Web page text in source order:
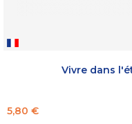
Vivre dans
Prix
5,80 €